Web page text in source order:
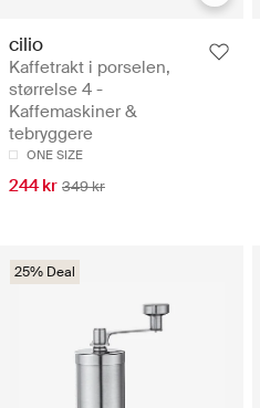
cilio
Kaffetrakt i porselen,
størrelse 4 -
Kaffemaskiner &
tebryggere
ONE SIZE
244 kr 349 kr
25% Deal